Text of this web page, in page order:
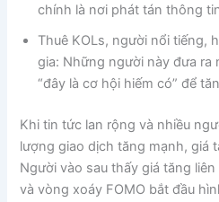
chính là nơi phát tán thông
Thuê KOLs, người nổi tiếng,
gia: Những người này đưa
“đây là cơ hội hiếm có” để
Khi tin tức lan rộng và nhiều
lượng giao dịch tăng mạnh, giá
Người vào sau thấy giá tăng
và vòng xoáy FOMO bắt đầu